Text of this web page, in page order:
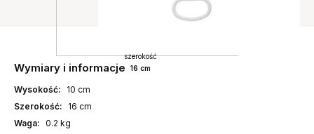
Wymiary i informacje
szerokość
16 cm
Wysokość:
10 cm
Szerokość:
16 cm
Waga: 0.2 kg